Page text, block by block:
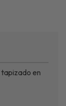
en